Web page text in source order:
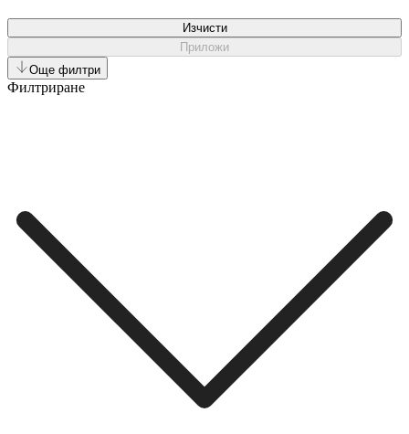
Изчисти
Приложи
Още филтри
Филтриране